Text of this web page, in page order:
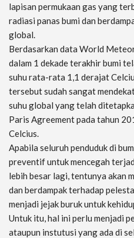
lapisan permukaan gas yang
radiasi panas bumi dan
global.
Berdasarkan data World
dalam 1 dekade terakhir bumi
suhu rata-rata 1,1 derajat
tersebut sudah sangat
suhu global yang telah
Paris Agreement pada tahun
Celcius.
Apabila seluruh penduduk di
preventif untuk mencegah
lebih besar lagi, tentunya akan
dan berdampak terhadap
menjadi jejak buruk untuk
Untuk itu, hal ini perlu menjadi
ataupun instutusi yang ada di